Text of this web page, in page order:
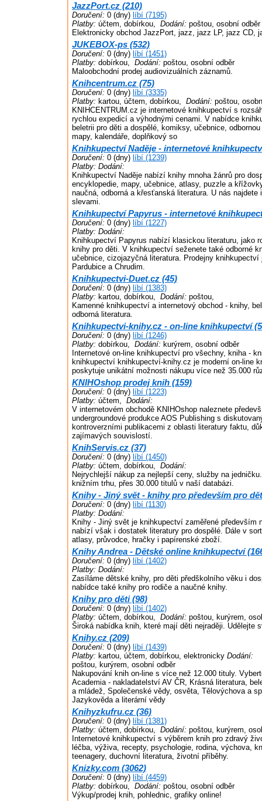
JazzPort.cz (210)
Doručení: 0 (dny) líbí (7195)
Platby: účtem, dobírkou, Dodání: poštou, osobní odběr
Elektronicky obchod JazzPort, jazz, jazz LP, jazz CD,
JUKEBOX-ps (532)
Doručení: 0 (dny) líbí (1451)
Platby: dobírkou, Dodání: poštou, osobní odběr
Maloobchodní prodej audiovizuálních záznamů.
Knihcentrum.cz (75)
Doručení: 0 (dny) líbí (3335)
Platby: kartou, účtem, dobírkou, Dodání: poštou,
KNIHCENTRUM.cz je internetové knihkupectví s
rychlou expedicí a výhodnými cenami. V nabídce
beletrii pro děti a dospělé, komiksy, učebnice,
mapy, kalendáře, doplňkový so
Knihkupectví Naděje - internetové
Doručení: 0 (dny) líbí (1239)
Platby: Dodání:
Knihkupectví Naděje nabízí knihy mnoha žánrů pro
encyklopedie, mapy, učebnice, atlasy, puzzle a
naučná, odborná a křesťanská literatura. U nás
slevami.
Knihkupectví Papyrus - internetové
Doručení: 0 (dny) líbí (1227)
Platby: Dodání:
Knihkupectví Papyrus nabízí klasickou literaturu, jako
knihy pro děti. V knihkupectví seženete také odborné
učebnice, cizojazyčná literatura. Prodejny
Pardubice a Chrudim.
Knihkupectvi-Duet.cz (45)
Doručení: 0 (dny) líbí (1383)
Platby: kartou, dobírkou, Dodání: poštou,
Kamenné knihkupectví a internetový obchod - knihy,
odborná literatura.
Knihkupectvi-knihy.cz - on-line knihkupectví
Doručení: 0 (dny) líbí (1246)
Platby: dobírkou, Dodání: kurýrem, osobní odběr
Internetové on-line knihkupectví pro všechny, kniha -
knihkupectví knihkupectví-knihy.cz je moderní on-line
poskytuje unikátní možnosti nákupu více než 35.000
KNIHOshop prodej knih (159)
Doručení: 0 (dny) líbí (1223)
Platby: účtem, Dodání:
V internetovém obchodě KNIHOshop naleznete
undergroundové produkce AOS Publishing s
kontroverzními publikacemi z oblasti literatury faktu,
zajímavých souvislostí.
KnihServis.cz (37)
Doručení: 0 (dny) líbí (1450)
Platby: účtem, dobírkou, Dodání:
Nejrychlejší nákup za nejlepší ceny, služby na
knižním trhu, přes 30.000 titulů v naší databázi.
Knihy - Jiný svět - knihy pro především pro
Doručení: 0 (dny) líbí (1130)
Platby: Dodání:
Knihy - Jiný svět je knihkupectví zaměřené především
nabízí však i dostatek literatury pro dospělé. Dále v
atlasy, průvodce, hračky i papírenské zboží.
Knihy Andrea - Dětské online knihkupectví
Doručení: 0 (dny) líbí (1402)
Platby: Dodání:
Zasíláme dětské knihy, pro děti předškolního věku i
nabídce také knihy pro rodiče a naučné knihy.
Knihy pro děti (98)
Doručení: 0 (dny) líbí (1402)
Platby: účtem, dobírkou, Dodání: poštou, kurýrem,
Široká nabídka knih, které mají děti nejraději. Udělejte
Knihy.cz (209)
Doručení: 0 (dny) líbí (1439)
Platby: kartou, účtem, dobírkou, elektronicky Dodání:
poštou, kurýrem, osobní odběr
Nakupování knih on-line s více než 12.000 tituly.
Academia - nakladatelství AV ČR, Krásná literatura,
a mládež, Společenské vědy, osvěta, Tělovýchova a
Jazykověda a literární vědy
Knihyzkufru.cz (36)
Doručení: 0 (dny) líbí (1381)
Platby: účtem, dobírkou, Dodání: poštou, kurýrem,
Internetové knihkupectví s výběrem knih pro zdravý
léčba, výživa, recepty, psychologie, rodina, výchova,
teenagery, duchovní literatura, životní příběhy.
Knizky.com (3062)
Doručení: 0 (dny) líbí (4459)
Platby: dobírkou, Dodání: poštou, osobní odběr
Výkup/prodej knih, pohlednic, grafiky online!